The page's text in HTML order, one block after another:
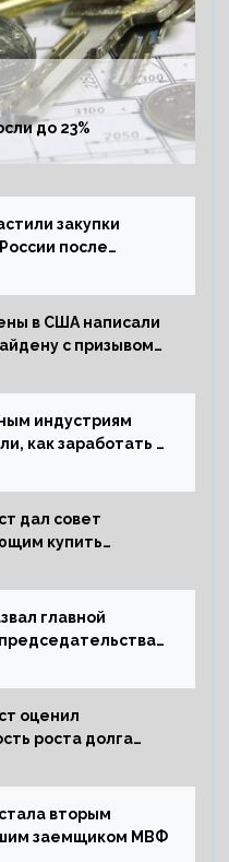
до 23%
закупки
после
в США написали
с призывом
индустриям
как заработать 2
дал совет
купить
главной
оценил
роста долга
вторым
заемщиком МВФ